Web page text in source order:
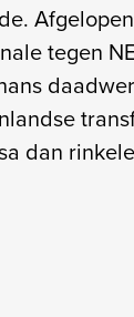
tegen
dan